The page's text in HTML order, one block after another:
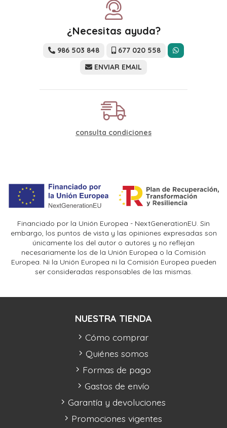
¿Necesitas ayuda?
986 503 848
677 020 558
ENVIAR EMAIL
consulta condiciones
Financiado por la Unión Europea - NextGenerationEU. Sin
embargo, los puntos de vista y las opiniones expresadas son
únicamente los del autor o autores y no reflejan
necesariamente los de la Unión Europea o la Comisión
Europea. Ni la Unión Europea ni la Comisión Europea pueden
ser consideradas responsables de las mismas.
NUESTRA TIENDA
Cómo comprar
Quiénes somos
Formas de pago
Gastos de envío
Garantía y devoluciones
Promociones vigentes